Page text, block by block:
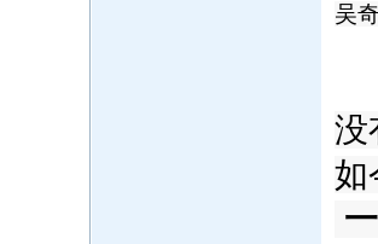
吴
没
如